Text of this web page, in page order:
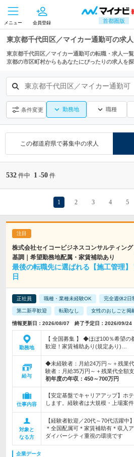
首都圏版
メニュー 会員登録
東京都千代田区／マイカー通勤可の求
東京都千代田区／マイカー通勤可の転職・求人一
京都の市区町村からもあなたにぴったりの求人を探
東京都千代田区／マイカー通勤可
条件変更 勤務地 職種
この都道府県で募集中の求人
532 件中 1 -50 件
1 2 3 4 5
株式会社セイコービジネスコンサルティン
基調｜希望勤務地配属・家賃補助あり
最後の転職先に選ばれる【施工管理
日
正社員 職種・業種未経験OK 完全週休2日
第二新卒歓迎 転勤なし 女性のおしごと掲
情報更新日：2026/08/07 終了予定日：2026/09/24
勤務地
【 全国募集 】 ◆ほぼ100％希望
歓迎！家賃補助あり(規定あり)…
給与
◆未経験者：月給24万円～＋残業
験者：月給35万円～＋残業代全額
初年度の年収： 450～700万円
仕事内容
【安定基盤でキャリアアップ】ホ
します。経験者は大規模・上場案
対象と
なる方
【経験者歓迎／20代～70代活躍中
＊全国配属可＊家賃補助有＊収入
ダイバーシティ重視の環境です
企業データ